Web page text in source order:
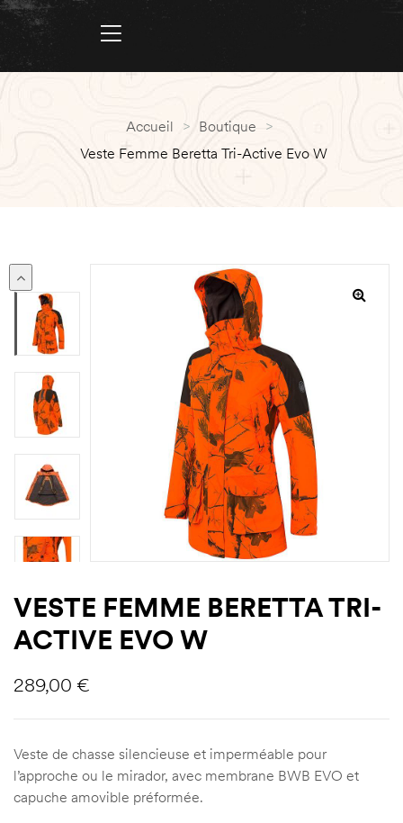
Accueil > Boutique >
Veste Femme Beretta Tri-Active Evo W
VESTE FEMME BERETTA TRI-
ACTIVE EVO W
289,00 €
Veste de chasse silencieuse et imperméable pour
l’approche ou le mirador, avec membrane BWB EVO et
capuche amovible préformée.